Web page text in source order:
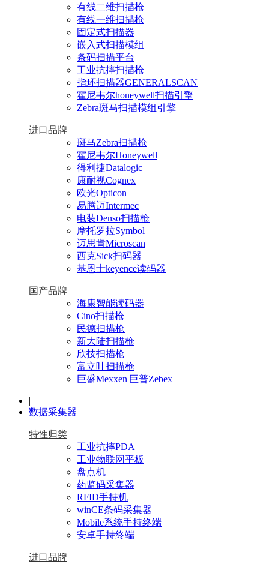
有线二维扫描枪
有线一维扫描枪
固定式扫描器
嵌入式扫描模组
条码扫描平台
工业抗摔扫描枪
指环扫描器GENERALSCAN
霍尼韦尔honeywell扫描引擎
Zebra斑马扫描模组引擎
进口品牌
斑马Zebra扫描枪
霍尼韦尔Honeywell
得利捷Datalogic
康耐视Cognex
欧光Opticon
易腾迈Intermec
电装Denso扫描枪
摩托罗拉Symbol
迈思肯Microscan
西克Sick扫码器
基恩士keyence读码器
国产品牌
海康智能读码器
Cino扫描枪
民德扫描枪
新大陆扫描枪
欣技扫描枪
富立叶扫描枪
巨盛Mexxen|巨普Zebex
|
数据采集器
特性归类
工业抗摔PDA
工业物联网平板
盘点机
药监码采集器
RFID手持机
winCE条码采集器
Mobile系统手持终端
安卓手持终端
进口品牌